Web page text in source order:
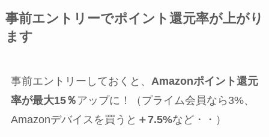
事前エントリーでポイント還元率が上がり
ます
事前エントリーしておくと、 Amazonポイント還元
率が最大15％アップに！（プライム会員なら3%、
Amazonデバイスを買うと ＋7.5%など・・）